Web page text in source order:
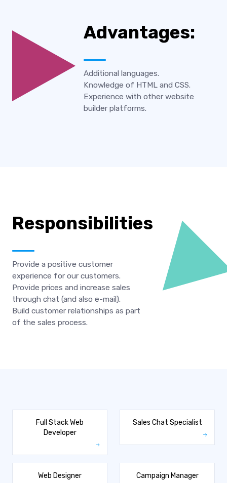
Advantages:
Additional languages.
Knowledge of HTML and CSS.
Experience with other website
builder platforms.
Responsibilities
Provide a positive customer
experience for our customers.
Provide prices and increase sales
through chat (and also e-mail).
Build customer relationships as part
of the sales process.
Full Stack Web
Developer
Sales Chat Specialist
Web Designer Campaign Manager